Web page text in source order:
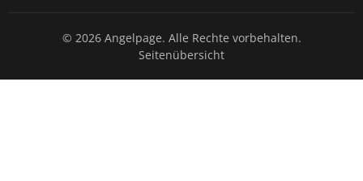
© 2026 Angelpage. Alle Rechte vorbehalten.
Seitenübersicht